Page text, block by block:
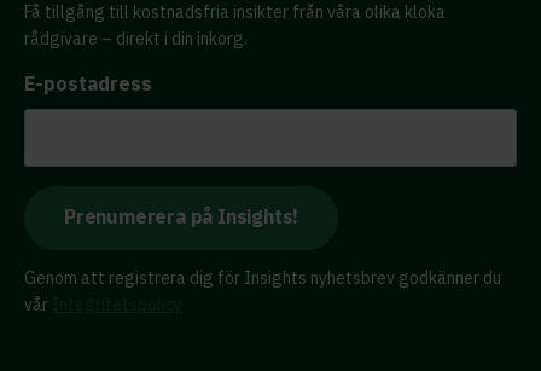
Få tillgång till kostnadsfria insikter från våra olika kloka
rådgivare – direkt i din inkorg.
E-postadress
Genom att registrera dig för Insights nyhetsbrev godkänner du
vår